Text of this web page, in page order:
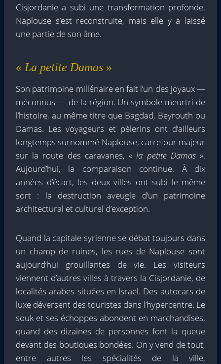
Cisjordanie a subi une transformation profonde.
Naplouse s’est reconstruite, mais elle y a laissé
une partie de son âme.
« La petite Damas »
Son patrimoine millénaire en fait l’un des joyaux —
méconnus — de la région. Un symbole meurtri de
l’histoire, au même titre que Bagdad, Beyrouth ou
Damas. Les voyageurs et pèlerins ont d’ailleurs
longtemps surnommé Naplouse, carrefour majeur
sur la route des caravanes, «la petite Damas».
Aujourd’hui, la comparaison continue. À dix
années d’écart, les deux villes ont subi le même
sort : la destruction aveugle d’un patrimoine
architectural et culturel d’exception.
Quand la capitale syrienne se débat toujours dans
un champ de ruines, les rues de Naplouse sont
aujourd’hui grouillantes de vie. Les visiteurs
viennent d’autres villes à travers la Cisjordanie, de
localités arabes situées en Israël. Des autocars de
luxe déversent des touristes dans l’hypercentre. Le
souk et ses échoppes abondent en marchandises,
quand des dizaines de personnes font la queue
devant des boutiques bondées. On y vend de tout,
entre autres les spécialités de la ville,